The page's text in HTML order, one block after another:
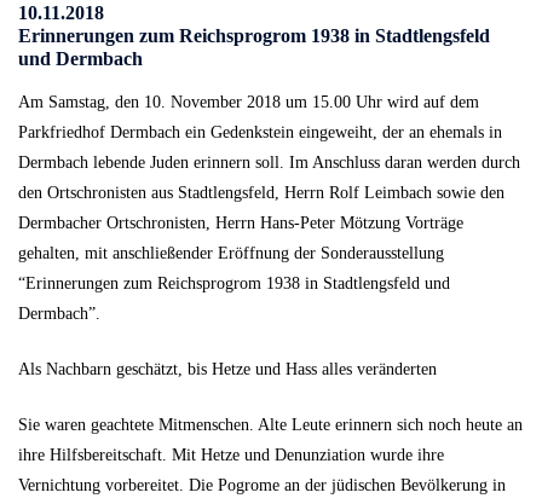
10.11.2018
Erinnerungen zum Reichsprogrom 1938 in Stadtlengsfeld
und Dermbach
Am Samstag, den 10. November 2018 um 15.00 Uhr wird auf dem
Parkfriedhof Dermbach ein Gedenkstein eingeweiht, der an ehemals in
Dermbach lebende Juden erinnern soll. Im Anschluss daran werden durch
den Ortschronisten aus Stadtlengsfeld, Herrn Rolf Leimbach sowie den
Dermbacher Ortschronisten, Herrn Hans-Peter Mötzung Vorträge
gehalten, mit anschließender Eröffnung der Sonderausstellung
“Erinnerungen zum Reichsprogrom 1938 in Stadtlengsfeld und
Dermbach”.
Als Nachbarn geschätzt, bis Hetze und Hass alles veränderten
Sie waren geachtete Mitmenschen. Alte Leute erinnern sich noch heute an
ihre Hilfsbereitschaft. Mit Hetze und Denunziation wurde ihre
Vernichtung vorbereitet. Die Pogrome an der jüdischen Bevölkerung in